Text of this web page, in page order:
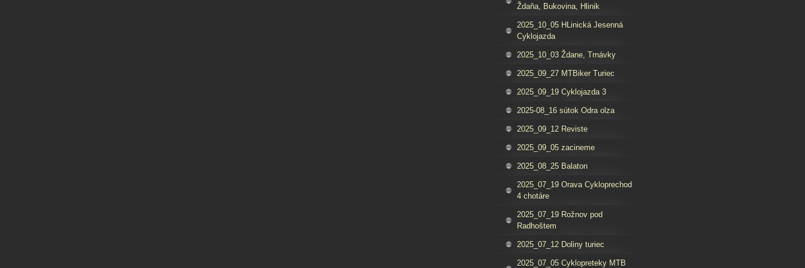
Ždaňa, Bukovina, Hlinik
2025_10_05 HLinická Jesenná
Cyklojazda
2025_10_03 Ždane, Trnávky
2025_09_27 MTBiker Turiec
2025_09_19 Cyklojazda 3
2025-08_16 sútok Odra olza
2025_09_12 Reviste
2025_09_05 zacineme
2025_08_25 Balaton
2025_07_19 Orava Cykloprechod
4 chotáre
2025_07_19 Rožnov pod
Radhoštem
2025_07_12 Doliny turiec
2025_07_05 Cyklopreteky MTB